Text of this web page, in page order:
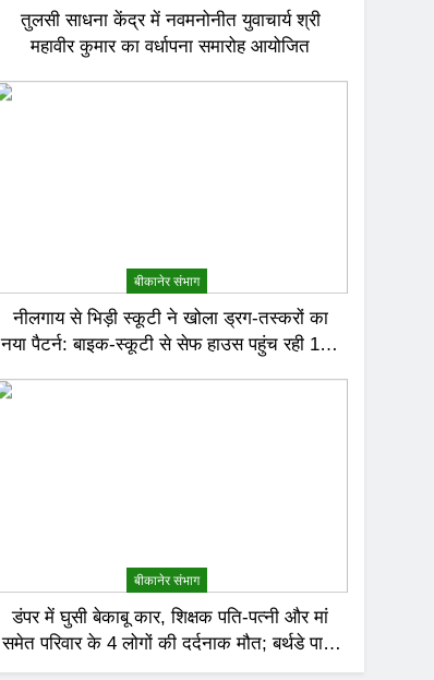
तुलसी साधना केंद्र में नवमनोनीत युवाचार्य श्री
महावीर कुमार का वर्धापना समारोह आयोजित
बीकानेर संभाग
नीलगाय से भिड़ी स्कूटी ने खोला ड्रग-तस्करों का
नया पैटर्न: बाइक-स्कूटी से सेफ हाउस पहुंच रही 120
बीकानेर संभाग
डंपर में घुसी बेकाबू कार, शिक्षक पति-पत्नी और मां
समेत परिवार के 4 लोगों की दर्दनाक मौत; बर्थडे पार्टी
में जा रहा था परिवार